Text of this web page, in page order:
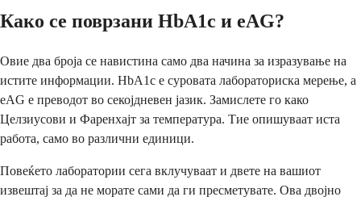
Како се поврзани HbA1c и eAG?
Овие два броја се навистина само два начина за изразување на
истите информации. HbA1c е суровата лабораториска мерење, а
eAG е преводот во секојдневен јазик. Замислете го како
Целзиусови и Фаренхајт за температура. Тие опишуваат иста
работа, само во различни единици.
Повеќето лаборатории сега вклучуваат и двете на вашиот
извештај за да не морате сами да ги пресметувате. Ова двојно